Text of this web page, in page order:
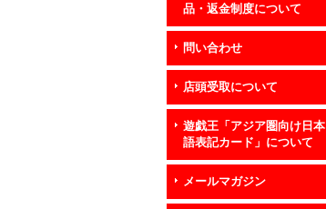
品・返金制度について
問い合わせ
店頭受取について
遊戯王「アジア圏向け日本
語表記カード」について
メールマガジン